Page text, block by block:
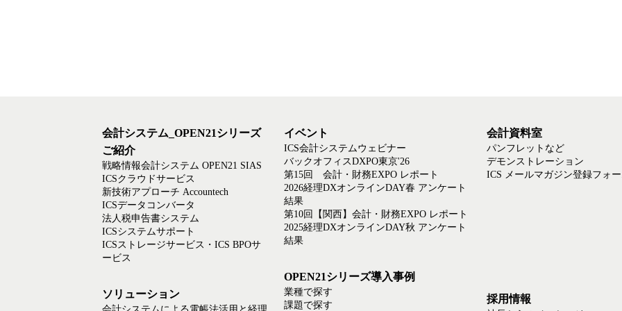
会計システム_OPEN21シリーズ
ご紹介
戦略情報会計システム OPEN21 SIAS
ICSクラウドサービス
新技術アプローチ Accountech
ICSデータコンバータ
法人税申告書システム
ICSシステムサポート
ICSストレージサービス・ICS BPOサ
ービス
ソリューション
イベント
ICS会計システムウェビナー
バックオフィスDXPO東京'26
第15回 会計・財務EXPO レポート
2026経理DXオンラインDAY春 アンケート
結果
第10回【関西】会計・財務EXPO レポート
2025経理DXオンラインDAY秋 アンケート
結果
OPEN21シリーズ導入事例
業種で探す
課題で探す
会計資料室
パンフレットなど
デモンストレーション
ICS メールマガジン登録フォ
採用情報